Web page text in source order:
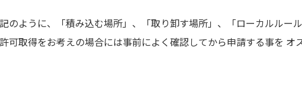
のように、「積み込む場所」、「取り卸す場所」、「ローカルルー
可取得をお考えの場合には事前によく確認してから申請する事を オ